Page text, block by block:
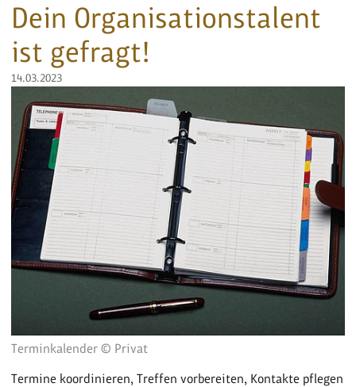
Dein Organisationstalent
ist gefragt!
14.03.2023
Terminkalender © Privat
Termine koordinieren, Treffen vorbereiten, Kontakte pflegen